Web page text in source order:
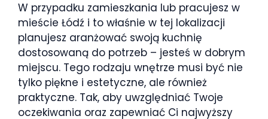
W przypadku zamieszkania lub pracujesz w
mieście Łódź i to właśnie w tej lokalizacji
planujesz aranżować swoją kuchnię
dostosowaną do potrzeb – jesteś w dobrym
miejscu. Tego rodzaju wnętrze musi być nie
tylko piękne i estetyczne, ale również
praktyczne. Tak, aby uwzględniać Twoje
oczekiwania oraz zapewniać Ci najwyższy